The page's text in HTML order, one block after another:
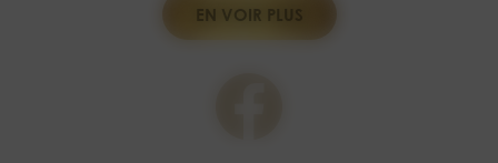
EN VOIR PLUS